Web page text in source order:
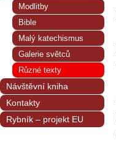
Modlitby
Bible
Malý katechismus
Galerie světců
Různé texty
Návštěvní kniha
Kontakty
Rybník – projekt EU